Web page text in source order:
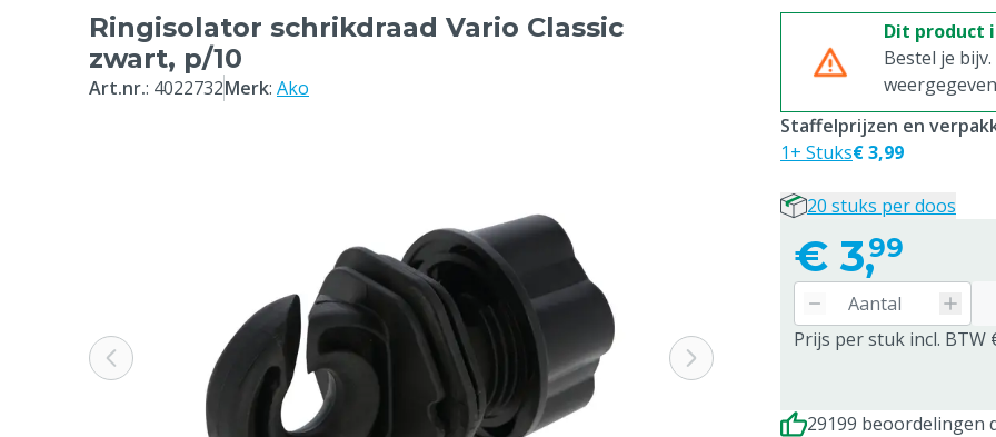
Ringisolator schrikdraad Vario Classic
zwart, p/10
Art.nr.: 4022732Merk: Ako
Dit product
Bestel je
€3,99
Prijs per stuk incl. BTW
Staffelprijzen en
1+ Stuks€ 3,99
20 stuks per doos
29199 beoordelingen